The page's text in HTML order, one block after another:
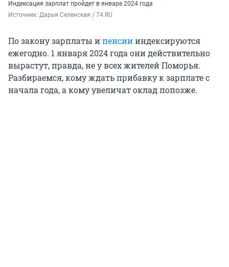
Индексация зарплат пройдет в январе 2024 года
Источник: Дарья Селенская / 74.RU
По закону зарплаты ипенсиииндексируются
ежегодно. 1 января 2024 года они действительно
вырастут, правда, не у всех жителей Поморья.
Разбираемся, кому ждать прибавку к зарплате с
начала года, а кому увеличат оклад попозже.